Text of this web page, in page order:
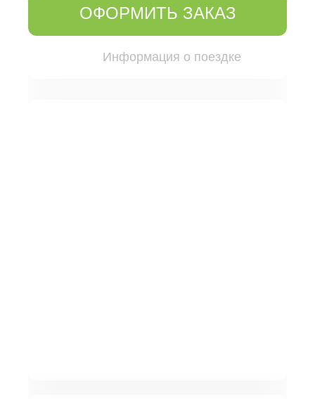
ОФОРМИТЬ ЗАКАЗ
Информация о поездке